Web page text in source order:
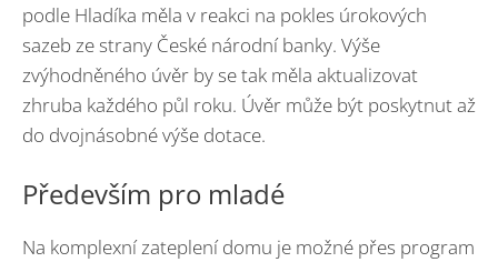
podle Hladíka měla v reakci na pokles úrokových
sazeb ze strany České národní banky. Výše
zvýhodněného úvěr by se tak měla aktualizovat
zhruba každého půl roku. Úvěr může být poskytnut až
do dvojnásobné výše dotace.
Především pro mladé
Na komplexní zateplení domu je možné přes program